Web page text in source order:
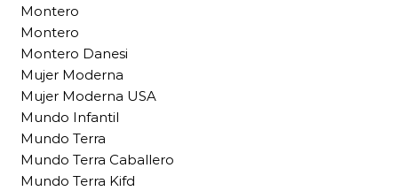
Montero
Montero
Montero Danesi
Mujer Moderna
Mujer Moderna USA
Mundo Infantil
Mundo Terra
Mundo Terra Caballero
Mundo Terra Kifd